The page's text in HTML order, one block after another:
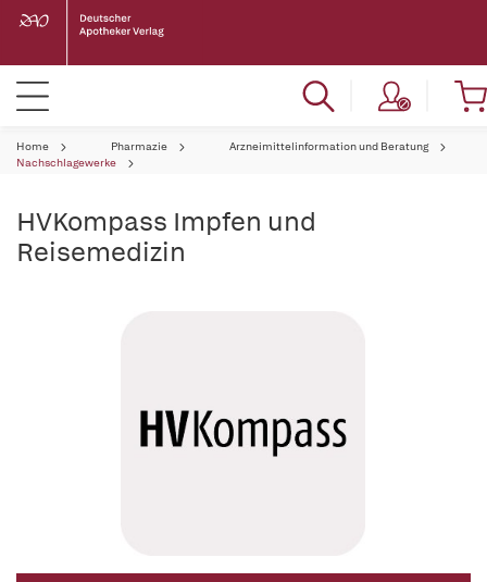
Home Pharmazie
Arzneimittelinformation und Beratung
Nachschlagewerke
HVKompass Impfen und
Reisemedizin